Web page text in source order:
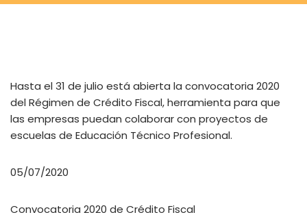
Hasta el 31 de julio está abierta la convocatoria 2020
del Régimen de Crédito Fiscal, herramienta para que
las empresas puedan colaborar con proyectos de
escuelas de Educación Técnico Profesional.
05/07/2020
Convocatoria 2020 de Crédito Fiscal